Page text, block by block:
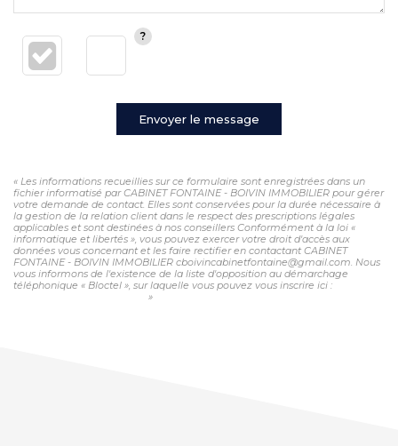
Envoyer le message
« Les informations recueillies sur ce formulaire sont enregistrées dans un
fichier informatisé par CABINET FONTAINE - BOIVIN IMMOBILIER pour gérer
votre demande de contact. Elles sont conservées pour la durée nécessaire à
la gestion de la relation client dans le respect des prescriptions légales
applicables et sont destinées à nos conseillers Conformément à la loi «
informatique et libertés », vous pouvez exercer votre droit d'accès aux
données vous concernant et les faire rectifier en contactant CABINET
FONTAINE - BOIVIN IMMOBILIER cboivincabinetfontaine@gmail.com. Nous
vous informons de l'existence de la liste d'opposition au démarchage
téléphonique « Bloctel », sur laquelle vous pouvez vous inscrire ici :
»